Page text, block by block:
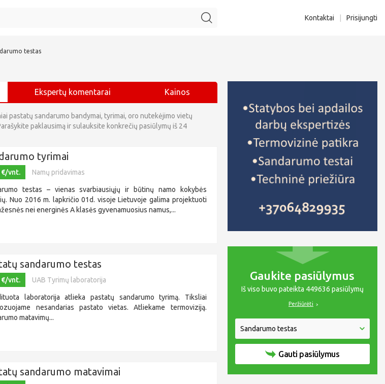
Kontaktai Prisijungti
testas
Ekspertų komentarai Kainos
pastatų sandarumo bandymai, tyrimai, oro nutekėjimo vietų
paklausimą ir sulauksite konkrečių pasiūlymų iš 24
tyrimai
€/vnt. Namų pridavimas
testas – vienas svarbiausiųjų ir būtinų namo kokybės
Nuo 2016 m. lapkričio 01d. visoje Lietuvoje galima projektuoti
nei energinės A klasės gyvenamuosius namus,...
sandarumo testas
€/vnt. UAB Tyrimų laboratorija
laboratorija atlieka pastatų sandarumo tyrimą. Tiksliai
nesandarias pastato vietas. Atliekame termoviziją.
matavimų...
sandarumo matavimai
Gaukite pasiūlymus
Iš viso buvo pateikta 449636 pasiūlymų
Peržiūrėti
Gauti pasiūlymus